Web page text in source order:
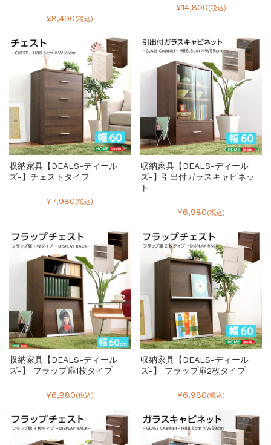
¥8,490(税込)
¥14,800(税込)
収納家具【DEALS-ディール
ズ-】チェストタイプ
¥7,980(税込)
収納家具【DEALS-ディール
ズ-】引出付ガラスキャビネッ
ト
¥6,980(税込)
収納家具【DEALS-ディール
ズ-】 フラップ扉1枚タイプ
¥6,980(税込)
収納家具【DEALS-ディール
ズ-】 フラップ扉2枚タイプ
¥6,980(税込)